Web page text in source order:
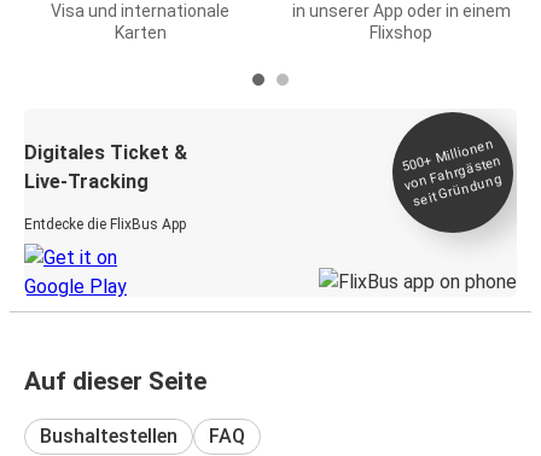
Visa und internationale
Karten
in unserer App oder in einem
Flixshop
Digitales Ticket &
Live-Tracking
Entdecke die FlixBus App
500+
Millionen
von Fahrgästen
seit
Gründung
Auf dieser Seite
Bushaltestellen FAQ